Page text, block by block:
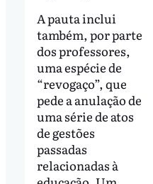
A pauta inclui
também, por parte
dos professores,
uma espécie de
“revogaço”, que
pede a anulação de
uma série de atos
de gestões
passadas
relacionadas à